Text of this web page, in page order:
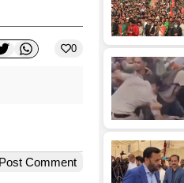
0
Post Comment